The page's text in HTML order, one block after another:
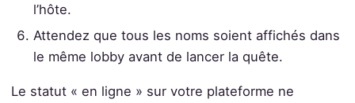
l’hôte.
Attendez que tous les noms soient affichés dans
le même lobby avant de lancer la quête.
Le statut « en ligne » sur votre plateforme ne